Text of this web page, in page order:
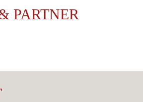
PARTNER